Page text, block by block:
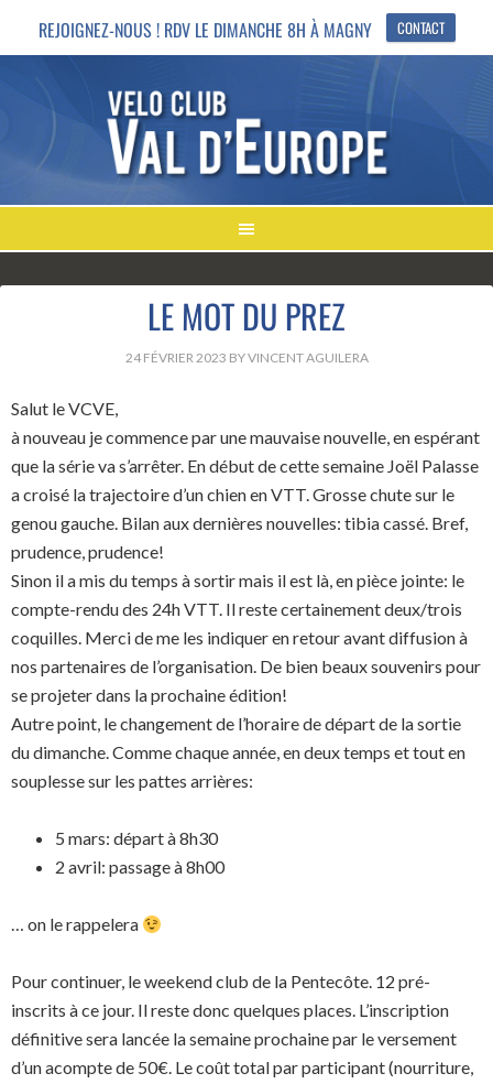
REJOIGNEZ-NOUS ! RDV LE DIMANCHE 8H À MAGNY CONTACT
LE MOT DU PREZ
24 FÉVRIER 2023 BYVINCENT AGUILERA
Salut le VCVE,
à nouveau je commence par une mauvaise nouvelle, en espérant
que la série va s’arrêter. En début de cette semaine Joël Palasse
a croisé la trajectoire d’un chien en VTT. Grosse chute sur le
genou gauche. Bilan aux dernières nouvelles: tibia cassé. Bref,
prudence, prudence!
Sinon il a mis du temps à sortir mais il est là, en pièce jointe: le
compte-rendu des 24h VTT. Il reste certainement deux/trois
coquilles. Merci de me les indiquer en retour avant diffusion à
nos partenaires de l’organisation. De bien beaux souvenirs pour
se projeter dans la prochaine édition!
Autre point, le changement de l’horaire de départ de la sortie
du dimanche. Comme chaque année, en deux temps et tout en
souplesse sur les pattes arrières:
5 mars: départ à 8h30
2 avril: passage à 8h00
… on le rappelera
Pour continuer, le weekend club de la Pentecôte. 12 pré-
inscrits à ce jour. Il reste donc quelques places. L’inscription
définitive sera lancée la semaine prochaine par le versement
d’un acompte de 50€. Le coût total par participant (nourriture,